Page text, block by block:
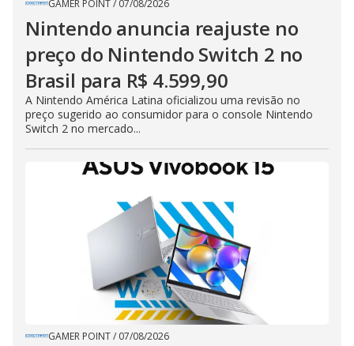
GAMER POINT/ 07/08/2026
Nintendo anuncia reajuste no
preço do Nintendo Switch 2 no
Brasil para R$ 4.599,90
A Nintendo América Latina oficializou uma revisão no
preço sugerido ao consumidor para o console Nintendo
Switch 2 no mercado...
GAMER POINT/ 07/08/2026